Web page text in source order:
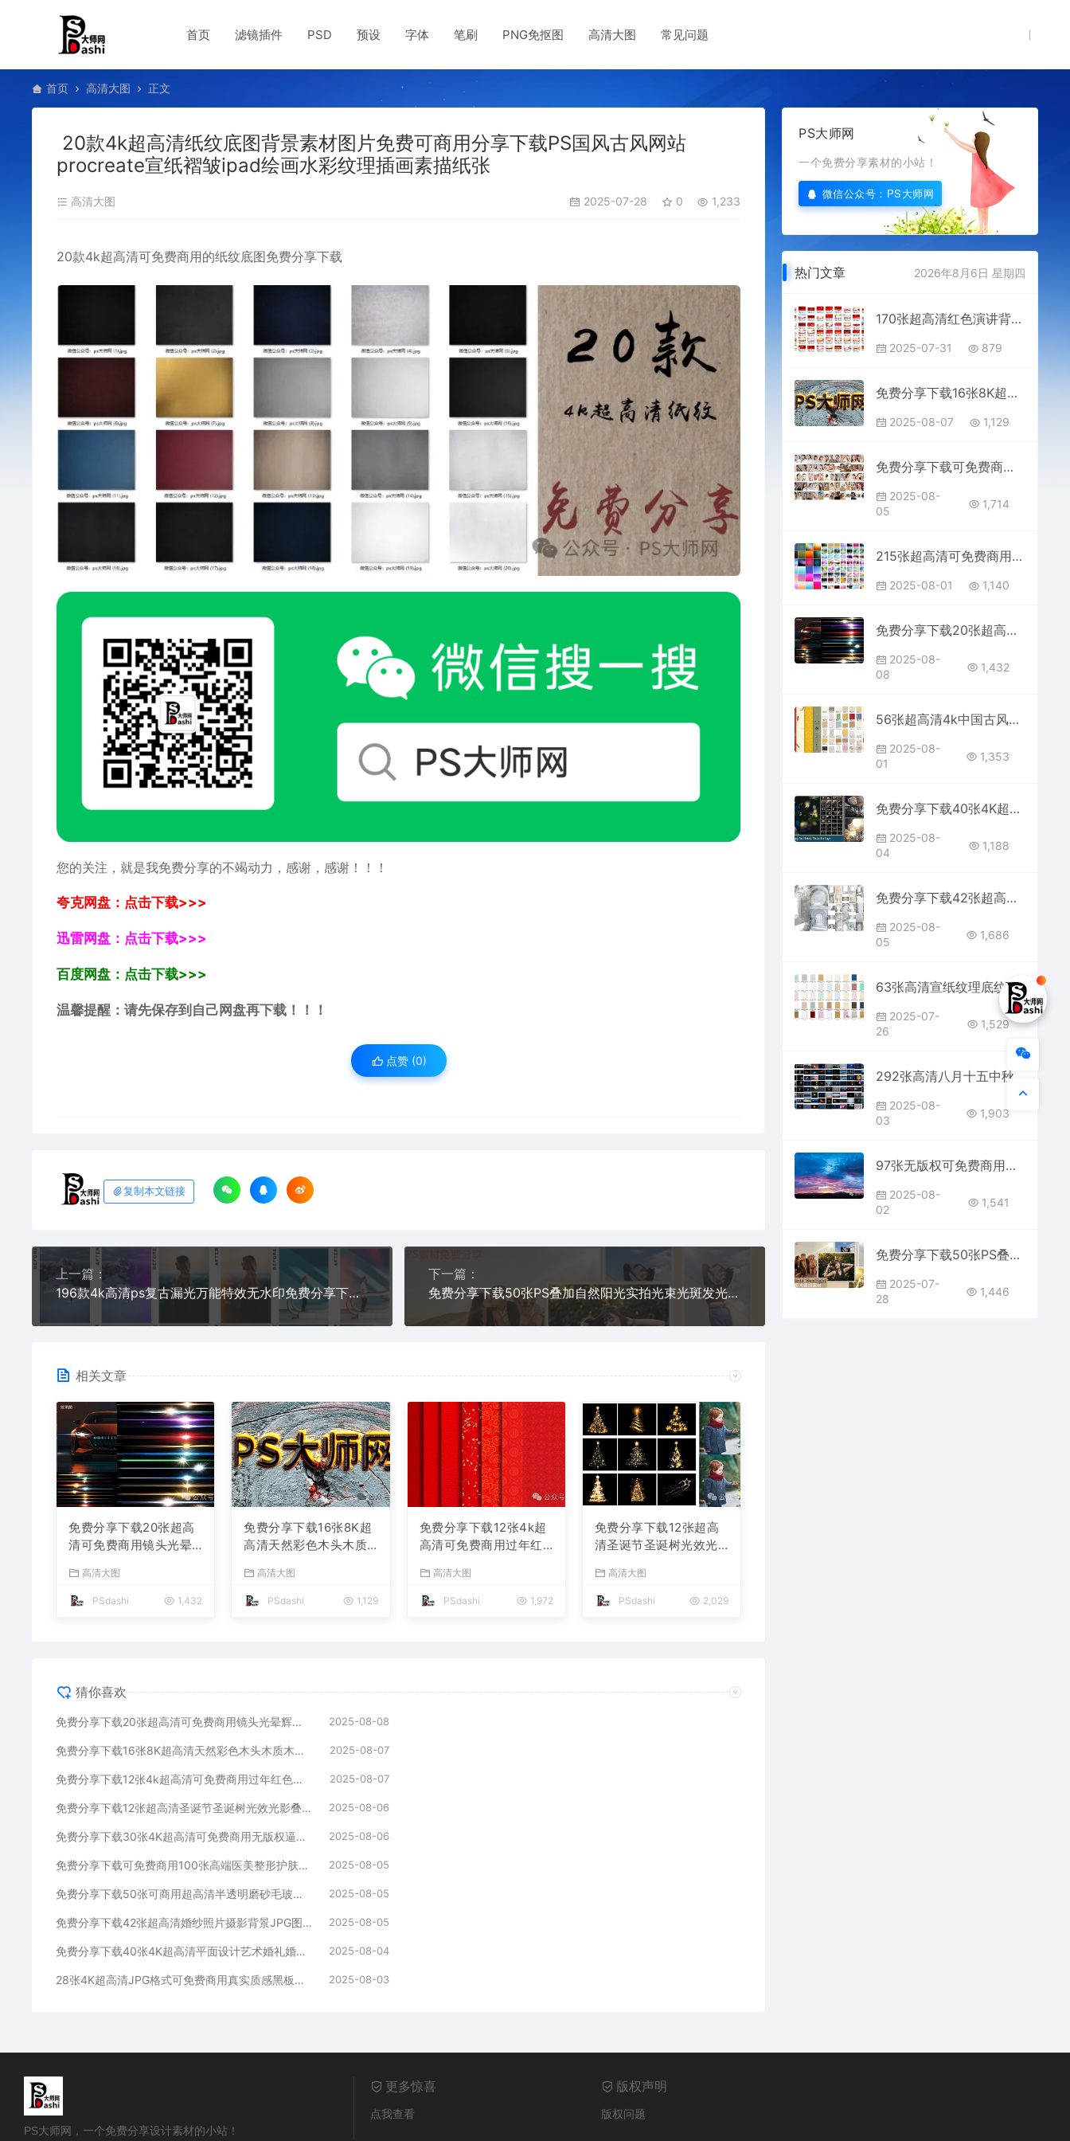
首页 滤镜插件 PSD 预设 字体 笔刷 PNG免抠图 高清大图 常见问题
首页 高清大图 正文
20款4k超高清纸纹底图背景素材图片免费可商用分享下载PS国风古风网站
procreate宣纸褶皱ipad绘画水彩纹理插画素描纸张
高清大图 2025-07-28 0 1,233
20款4k超高清可免费商用的纸纹底图免费分享下载
您的关注，就是我免费分享的不竭动力，感谢，感谢！！！
夸克网盘：点击下载>>>
迅雷网盘：点击下载>>>
百度网盘：点击下载>>>
温馨提醒：请先保存到自己网盘再下载！！！
点赞 (0)
复制本文链接
上一篇：
196款4k高清ps复古漏光万能特效无水印免费分享下载叠加图片素材怀旧效果win和mac通用后期修图去哪里找设计教程添加质感照片
下一篇：
免费分享下载50张PS叠加自然阳光实拍光束光斑发光照射投影阴影光晕效果影楼设计后期制作插件渲染质感合成背景日出日落图片JPG素材
相关文章
免费分享下载20张超高
清可免费商用镜头光晕
速抠图成PNG图片摄影
后期合成叠加溶图PS设
高清大图
PSdashi 1,432
免费分享下载16张8K超
高清天然彩色木头木质
怀旧做旧底纹贴图素材
图片壁纸ps平面设计后
高清大图
PSdashi 1,129
免费分享下载12张4k超
高清可免费商用过年红
材中国风春节新年古典
传统红包JPG图片PS平
高清大图
PSdashi 1,972
免费分享下载12张超高
清圣诞节圣诞树光效光
效果图片素材海报宣传
模板公司朋友圈平面设
高清大图
PSdashi 2,029
猜你喜欢
免费分享下载20张超高清可免费商用镜头光晕辉光眩光JPG素材可快速抠图成PNG图片摄影后期合成叠加溶图PS设计师背景lrc模板 2025-08-08
免费分享下载16张8K超高清天然彩色木头木质木纹背景纹理JPG复古怀旧做旧底纹贴图素材图片壁纸ps平面设计后期海报模板绘画木痕包 2025-08-07
免费分享下载12张4k超高清可免费商用过年红色吉祥喜庆背景底纹素材中国风春节新年古典传统红包JPG图片PS平面设计肌理贴图网站 2025-08-07
免费分享下载12张超高清圣诞节圣诞树光效光影叠层溶图PS摄影后期效果图片素材海报宣传模板公司朋友圈平面设计JPG写真特效装饰场景 2025-08-06
免费分享下载30张4K超高清可免费商用无版权逼真下雪雪花溶图叠加合成素材影楼摄影后期效果PS大师网平面设计背景图片底图虚化光效感 2025-08-06
免费分享下载可免费商用100张高端医美整形护肤美业欧美女性模特人物素材图片超高清大图JPG格式PS大师网平面设计化妆品海报模板 2025-08-05
免费分享下载50张可商用超高清半透明磨砂毛玻璃效果背景图片素材PS大师网照片库包壁纸平面设计海报模板样机ui图标ppt贴图卡片 2025-08-05
免费分享下载42张超高清婚纱照片摄影背景JPG图片素材PS大师网影楼后期效果修图场景模板薇拉室内高端写真定制合成拱门临场真实感 2025-08-05
免费分享下载40张4K超高清平面设计艺术婚礼婚纱散景光斑叠加溶图合成素材影楼后期效果背景图片PS大师网可免费商用虚化光效前景光感 2025-08-04
28张4K超高清JPG格式可免费商用真实质感黑板纹理划痕肌理底纹贴图粉笔图片素材免费分享下载PS大师网宣传设计背景学校园蓝灰绿墙 2025-08-03
PS大师网
一个免费分享素材的小站！
微信公众号：PS大师网
热门文章 2026年8月6日 星期四
170张超高清红色演讲背景JPG爱国主题教育班会活动舞台党建七一建党节海报模板图片素材免费分享打包下载合集库PS设计板报宣传展板
2025-07-31 879
免费分享下载16张8K超高清天然彩色木头木质木纹背景纹理JPG复古怀旧做旧底纹贴图素材图片壁纸ps平面设计后期海报模板绘画木痕包
2025-08-07 1,129
免费分享下载可免费商用100张高端医美整形护肤美业欧美女性模特人物素材图片超高清大图JPG格式PS大师网平面设计化妆品海报模板
2025-08-
05
1,714
215张超高清可免费商用无版权水印高级纯色渐变纹理背景图片素材JPG免费分享下载PS大师网壁纸底图唯美平面设计师摄影后期库包合集
2025-08-01 1,140
免费分享下载20张超高清可免费商用镜头光晕辉光眩光JPG素材可快速抠图成PNG图片摄影后期合成叠加溶图PS设计师背景lrc模板
2025-08-
08
1,432
56张超高清4k中国古风复古纸张纹理底纹背景大图无水印素材免费分享下载JPG模板古典绘画艺术肌理古韵插画宣纸网站打包合集宣传设计
2025-08-
01
1,353
免费分享下载40张4K超高清平面设计艺术婚礼婚纱散景光斑叠加溶图合成素材影楼后期效果背景图片PS大师网可免费商用虚化光效前景光感
2025-08-
04
1,188
免费分享下载42张超高清婚纱照片摄影背景JPG图片素材PS大师网影楼后期效果修图场景模板薇拉室内高端写真定制合成拱门临场真实感
2025-08-
05
1,686
63张高清宣纸纹理底纹素材古典中国风古风米黄色肌理粗糙旧纸纹图片ps平面设计素雅纸张复古草纸背景图免费分享下载procreate
2025-07-
26
1,529
2025-08-
03
1,903
97张无版权可免费商用超高清8K换天空图片素材免费分享下载影楼后期婚纱照云朵蓝天白云晚霞夕阳云朵PS大师网HDR贴图合集设计叠加
2025-08-
02
1,541
免费分享下载50张PS叠加自然阳光实拍光束光斑发光照射投影阴影光晕效果影楼设计后期制作插件渲染质感合成背景日出日落图片JPG素材
2025-07-
28
1,446
PS大师网，一个免费分享设计素材的小站！
更多惊喜
点我查看
版权声明
版权问题